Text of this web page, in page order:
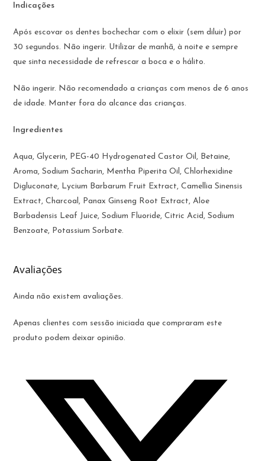
Indicações
Após escovar os dentes bochechar com o elixir (sem diluir) por
30 segundos. Não ingerir. Utilizar de manhã, à noite e sempre
que sinta necessidade de refrescar a boca e o hálito.
Não ingerir. Não recomendado a crianças com menos de 6 anos
de idade. Manter fora do alcance das crianças.
Ingredientes
Aqua, Glycerin, PEG-40 Hydrogenated Castor Oil, Betaine,
Aroma, Sodium Sacharin, Mentha Piperita Oil, Chlorhexidine
Digluconate, Lycium Barbarum Fruit Extract, Camellia Sinensis
Extract, Charcoal, Panax Ginseng Root Extract, Aloe
Barbadensis Leaf Juice, Sodium Fluoride, Citric Acid, Sodium
Benzoate, Potassium Sorbate.
Avaliações
Ainda não existem avaliações.
Apenas clientes com sessão iniciada que compraram este
produto podem deixar opinião.